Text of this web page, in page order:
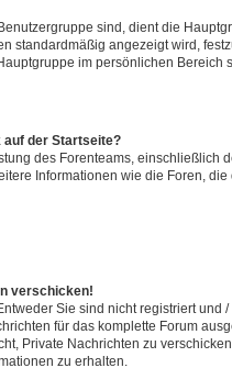
sind, dient die
standardmäßig angezeigt wird,
im persönlichen Bereich
auf der Startseite?
des Forenteams, einschließlich
Informationen wie die Foren,
verschicken!
Sie sind nicht registriert und
für das komplette Forum
Private Nachrichten zu
zu erhalten.